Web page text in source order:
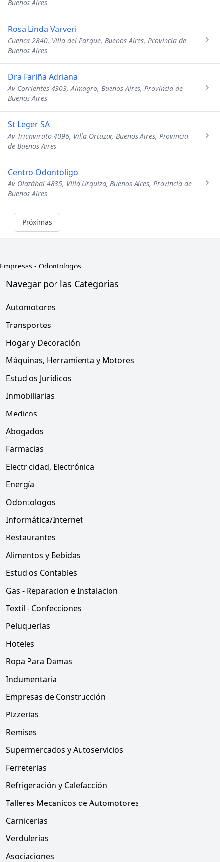
Buenos Aires
Rosa Linda Varveri
Cuenca 2840, Villa del Parque, Buenos Aires, Provincia de
Buenos Aires
Dra Fariña Adriana
Av Corrientes 4303, Almagro, Buenos Aires, Provincia de
Buenos Aires
St Leger SA
Av Triunvirato 4096, Villa Ortuzar, Buenos Aires, Provincia
de Buenos Aires
Centro Odontoligo
Av Olazábal 4835, Villa Urquiza, Buenos Aires, Provincia de
Buenos Aires
Próximas
Empresas - Odontologos
Navegar por las Categorias
Automotores
Transportes
Hogar y Decoración
Máquinas, Herramienta y Motores
Estudios Juridicos
Inmobiliarias
Medicos
Abogados
Farmacias
Electricidad, Electrónica
Energía
Odontologos
Informática/Internet
Restaurantes
Alimentos y Bebidas
Estudios Contables
Gas - Reparacion e Instalacion
Textil - Confecciones
Peluquerias
Hoteles
Ropa Para Damas
Indumentaria
Empresas de Construcción
Pizzerias
Remises
Supermercados y Autoservicios
Ferreterias
Refrigeración y Calefacción
Talleres Mecanicos de Automotores
Carnicerias
Verdulerias
Asociaciones